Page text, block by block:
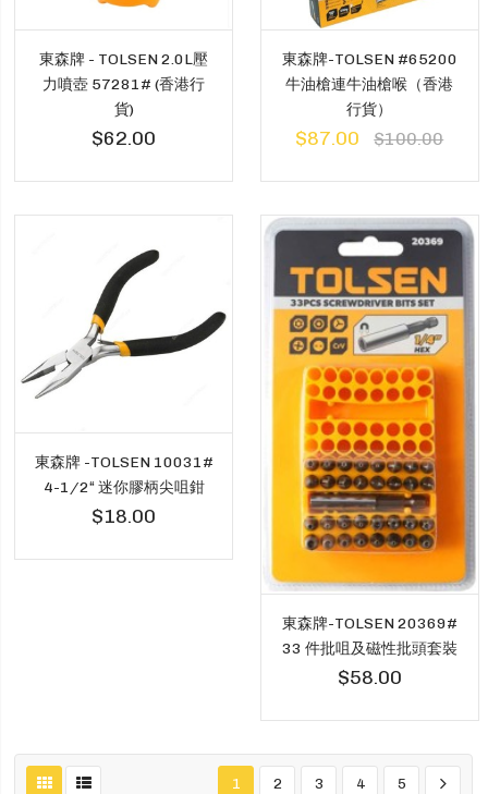
東森牌 - TOLSEN 2.0L壓
力噴壺 57281# (香港行
貨)
$62.00
東森牌-TOLSEN #65200
牛油槍連牛油槍喉（香港
行貨）
$87.00 $100.00
東森牌 -TOLSEN 10031#
4-1/2“ 迷你膠柄尖咀鉗
$18.00
東森牌-TOLSEN 20369#
33 件批咀及磁性批頭套裝
$58.00
1 2 3 4 5